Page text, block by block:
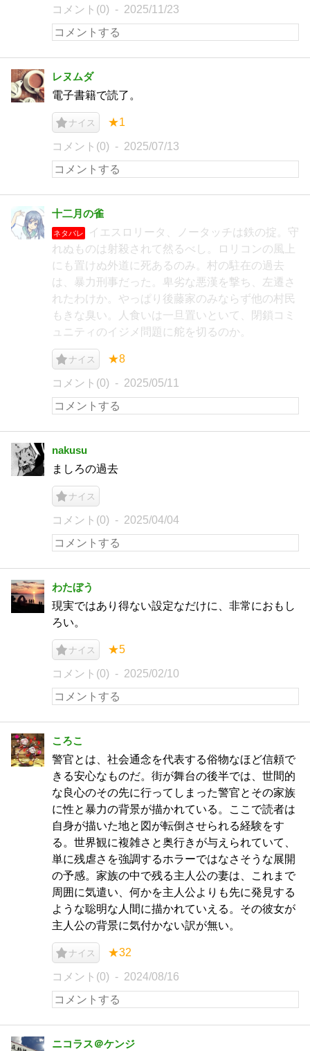
コメント(0) 2025/11/23
レヌムダ
電子書籍で読了。
ナイス ★1
コメント(0) 2025/07/13
十二月の雀
ネタバレ
イエスロリータ、ノータッチは鉄の掟。守
れぬものは射殺されて然るべし。ロリコンの風上
にも置けぬ外道に死あるのみ。村の駐在の過去
は、暴力刑事だった。卑劣な悪漢を撃ち、左遷さ
れたわけか。やっぱり後藤家のみならず他の村民
もきな臭い。人食いは一旦置いといて、閉鎖コミ
ュニティのイジメ問題に舵を切るのか。
ナイス ★8
コメント(0) 2025/05/11
nakusu
ましろの過去
ナイス
コメント(0) 2025/04/04
わたぼう
現実ではあり得ない設定なだけに、非常におもし
ろい。
ナイス ★5
コメント(0) 2025/02/10
ころこ
警官とは、社会通念を代表する俗物なほど信頼で
きる安心なものだ。街が舞台の後半では、世間的
な良心のその先に行ってしまった警官とその家族
に性と暴力の背景が描かれている。ここで読者は
自身が描いた地と図が転倒させられる経験をす
る。世界観に複雑さと奥行きが与えられていて、
単に残虐さを強調するホラーではなさそうな展開
の予感。家族の中で残る主人公の妻は、これまで
周囲に気遣い、何かを主人公よりも先に発見する
ような聡明な人間に描かれていえる。その彼女が
主人公の背景に気付かない訳が無い。
ナイス ★32
コメント(0) 2024/08/16
ニコラス＠ケンジ